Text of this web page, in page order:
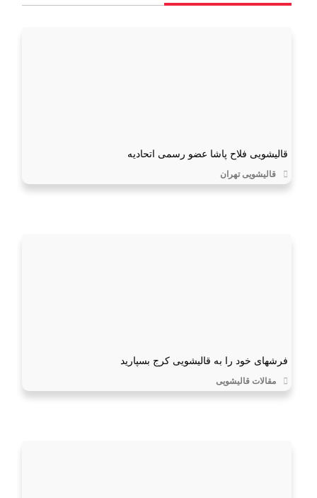
قالیشویی فلاح پاشا عضو رسمی اتحادیه
قالیشویی تهران
فرشهای خود را به قالیشویی کرج بسپارید
مقالات قالیشویی